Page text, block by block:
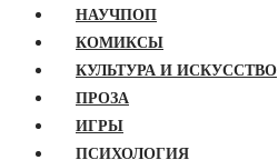
НАУЧПОП
КОМИКСЫ
КУЛЬТУРА И ИСКУССТВО
ПРОЗА
ИГРЫ
ПСИХОЛОГИЯ